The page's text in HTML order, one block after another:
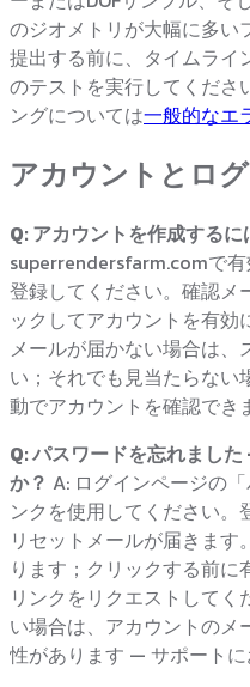
のジオメトリが大幅に多い
提出する前に、タイムライ
のテストを実行してくださ
ングについては一般的なエ
アカウントとロ
Q: アカウントを作成する
superrendersfarm.comで
登録してください。確認メ
ックしてアカウントを有
メールが届かない場合は、
い；それでも見当たらな
動でアカウントを確認でき
Q: パスワードを忘れまし
か？ A: ログインページの
ンクを使用してください
リセットメールが届きま
ります；クリックする前
リンクをリクエストして
い場合は、アカウントの
性があります — サポートに